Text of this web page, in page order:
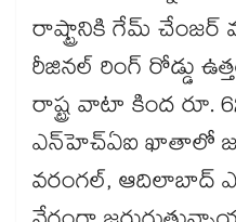
రాష్ట్రానికి గేమ్ చేంజర్
రీజినల్ రింగ్ రోడ్డు
రాష్ట్ర వాటా కింద రూ.
ఎన్‌‌హెచ్‌‌ఏఐ ఖాతాలో
వరంగల్‌‌, ఆదిలాబాద్